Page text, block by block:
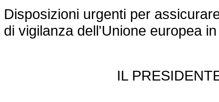
Disposizioni urgenti per
di vigilanza dell'Unione europea
IL